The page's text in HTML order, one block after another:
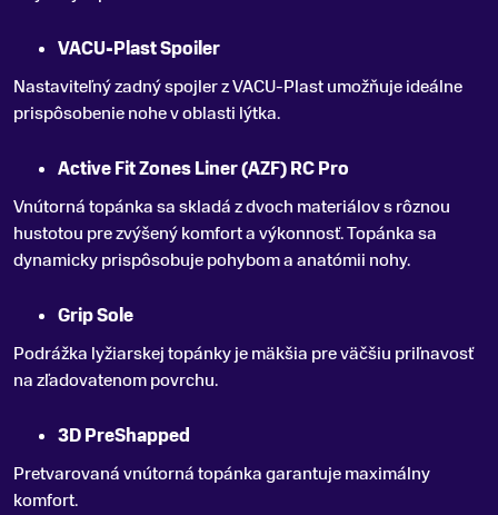
VACU-Plast Spoiler
Nastaviteľný zadný spojler z VACU-Plast umožňuje ideálne
prispôsobenie nohe v oblasti lýtka.
Active Fit Zones Liner (AZF) RC Pro
Vnútorná topánka sa skladá z dvoch materiálov s rôznou
hustotou pre zvýšený komfort a výkonnosť. Topánka sa
dynamicky prispôsobuje pohybom a anatómii nohy.
Grip Sole
Podrážka lyžiarskej topánky je mäkšia pre väčšiu priľnavosť
na zľadovatenom povrchu.
3D PreShapped
Pretvarovaná vnútorná topánka garantuje maximálny
komfort.